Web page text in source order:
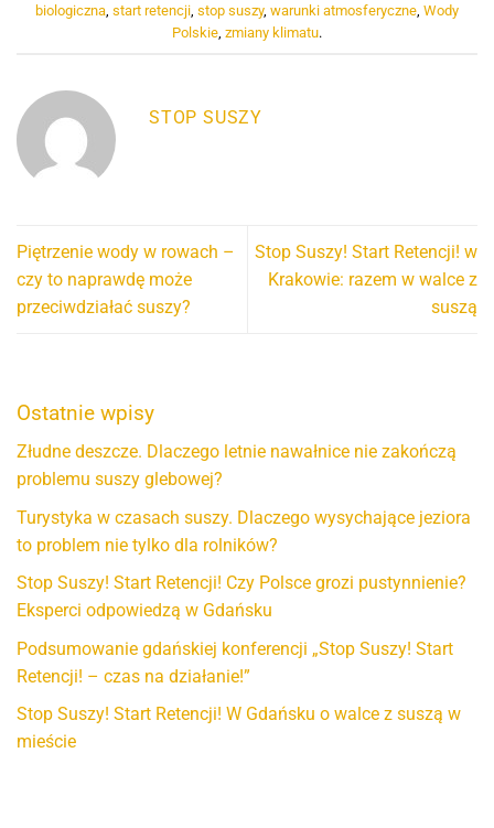
biologiczna, start retencji, stop suszy, warunki atmosferyczne, Wody
Polskie, zmiany klimatu.
STOP SUSZY
Piętrzenie wody w rowach –
czy to naprawdę może
przeciwdziałać suszy?
Stop Suszy! Start Retencji! w
Krakowie: razem w walce z
suszą
Ostatnie wpisy
Złudne deszcze. Dlaczego letnie nawałnice nie zakończą
problemu suszy glebowej?
Turystyka w czasach suszy. Dlaczego wysychające jeziora
to problem nie tylko dla rolników?
Stop Suszy! Start Retencji! Czy Polsce grozi pustynnienie?
Eksperci odpowiedzą w Gdańsku
Podsumowanie gdańskiej konferencji „Stop Suszy! Start
Retencji! – czas na działanie!”
Stop Suszy! Start Retencji! W Gdańsku o walce z suszą w
mieście